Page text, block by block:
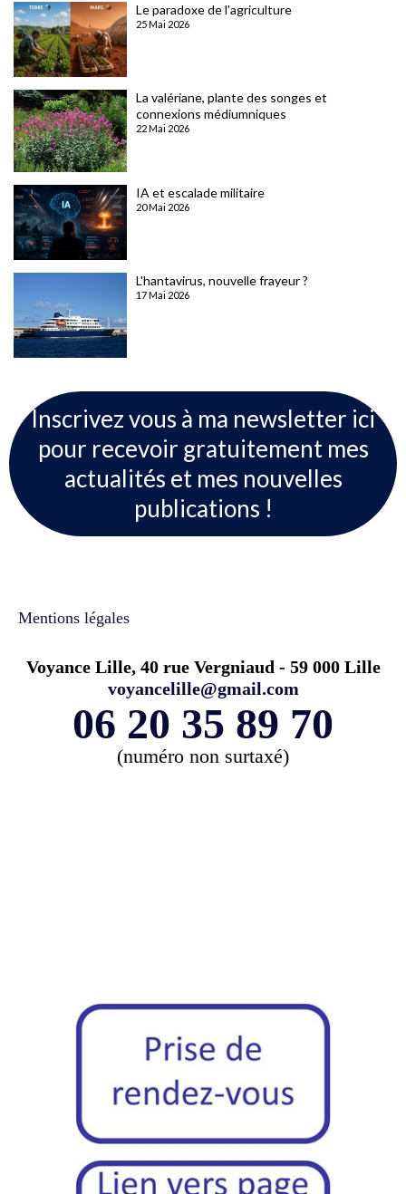
Le paradoxe de l'agriculture
25 Mai 2026
La valériane, plante des songes et
connexions médiumniques
22 Mai 2026
IA et escalade militaire
20 Mai 2026
L'hantavirus, nouvelle frayeur ?
17 Mai 2026
Inscrivez vous à ma newsletter ici
pour recevoir gratuitement mes
actualités et mes nouvelles
publications !
Mentions légales
Voyance Lille, 40 rue Vergniaud - 59 000 Lille
voyancelille@gmail.com
06 20 35 89 70
(numéro non surtaxé)